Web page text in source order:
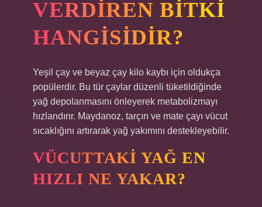
VERDIREN BITKI
HANGISIDIR?
Yeşil çay ve beyaz çay kilo kaybı için oldukça
popülerdir. Bu tür çaylar düzenli tüketildiğinde
yağ depolanmasını önleyerek metabolizmayı
hızlandırır. Maydanoz, tarçın ve mate çayı vücut
sıcaklığını artırarak yağ yakımını destekleyebilir.
VÜCUTTAKI YAĞ EN
HIZLI NE YAKAR?